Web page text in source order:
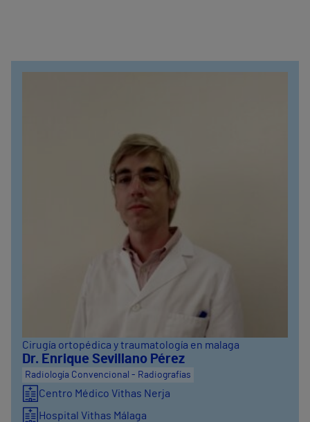
Cirugía ortopédica y traumatología en malaga
Dr. Enrique Sevillano Pérez
Radiología Convencional - Radiografías
Centro Médico Vithas Nerja
Hospital Vithas Málaga